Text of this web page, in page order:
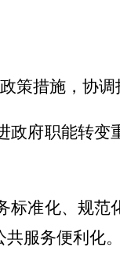
策措施，协调
政府职能转变
标准化、规范
共服务便利化。